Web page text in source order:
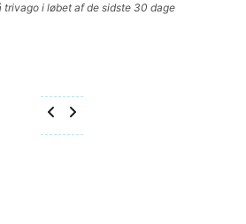
trivago i løbet af de sidste 30 dage